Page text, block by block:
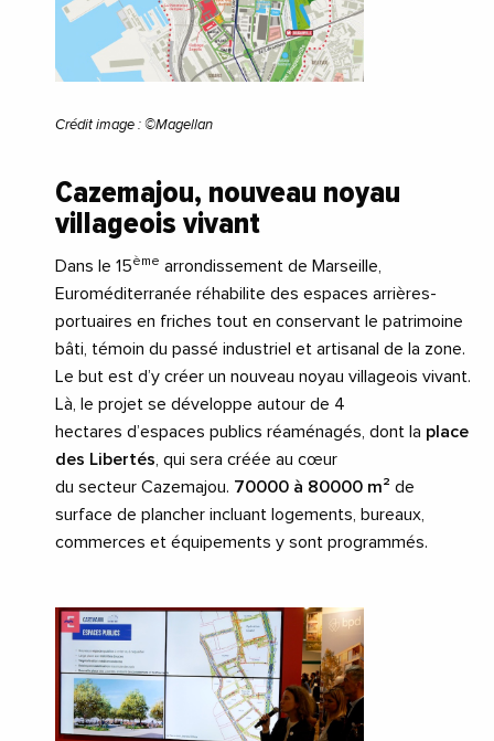
Crédit image : ©Magellan
Cazemajou, nouveau noyau
villageois vivant
Dans le 15ème arrondissement de Marseille,
Euroméditerranée réhabilite des espaces arrières-
portuaires en friches tout en conservant le patrimoine
bâti, témoin du passé industriel et artisanal de la zone.
Le but est d’y créer un nouveau noyau villageois vivant.
Là, le projet se développe autour de 4
hectares d’espaces publics réaménagés, dont la place
des Libertés, qui sera créée au cœur
du secteur Cazemajou. 70000 à 80000 m² de
surface de plancher incluant logements, bureaux,
commerces et équipements y sont programmés.